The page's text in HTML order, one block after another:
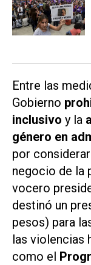
Entre las
Gobierno
inclusivo y la
género en
por
negocio de la
vocero
destinó un
pesos) para
las violencias
como el